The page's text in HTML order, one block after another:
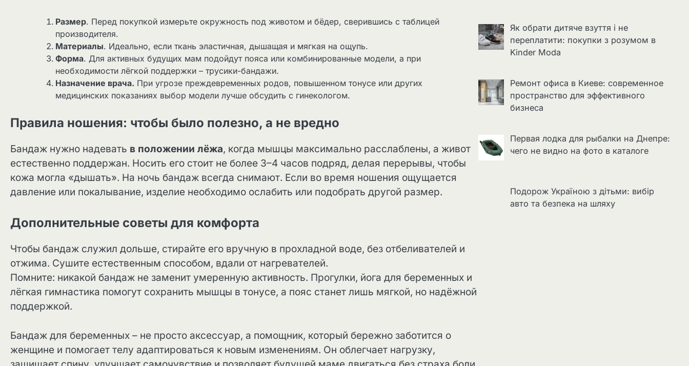
Размер. Перед покупкой измерьте окружность под животом и бёдер, сверившись с таблицей
производителя.
Материалы. Идеально, если ткань эластичная, дышащая и мягкая на ощупь.
Форма. Для активных будущих мам подойдут пояса или комбинированные модели, а при
необходимости лёгкой поддержки – трусики-бандажи.
Назначение врача. При угрозе преждевременных родов, повышенном тонусе или других
медицинских показаниях выбор модели лучше обсудить с гинекологом.
Правила ношения: чтобы было полезно, а не вредно
Бандаж нужно надевать в положении лёжа, когда мышцы максимально расслаблены, а живот
естественно поддержан. Носить его стоит не более 3–4 часов подряд, делая перерывы, чтобы
кожа могла «дышать». На ночь бандаж всегда снимают. Если во время ношения ощущается
давление или покалывание, изделие необходимо ослабить или подобрать другой размер.
Дополнительные советы для комфорта
Чтобы бандаж служил дольше, стирайте его вручную в прохладной воде, без отбеливателей и
отжима. Сушите естественным способом, вдали от нагревателей.
Помните: никакой бандаж не заменит умеренную активность. Прогулки, йога для беременных и
лёгкая гимнастика помогут сохранить мышцы в тонусе, а пояс станет лишь мягкой, но надёжной
поддержкой.
Бандаж для беременных – не просто аксессуар, а помощник, который бережно заботится о
женщине и помогает телу адаптироваться к новым изменениям. Он облегчает нагрузку,
Як обрати дитяче взуття і не
переплатити: покупки з розумом в
Kinder Moda
Ремонт офиса в Киеве: современное
пространство для эффективного
бизнеса
Первая лодка для рыбалки на Днепре:
чего не видно на фото в каталоге
Подорож Україною з дітьми: вибір
авто та безпека на шляху